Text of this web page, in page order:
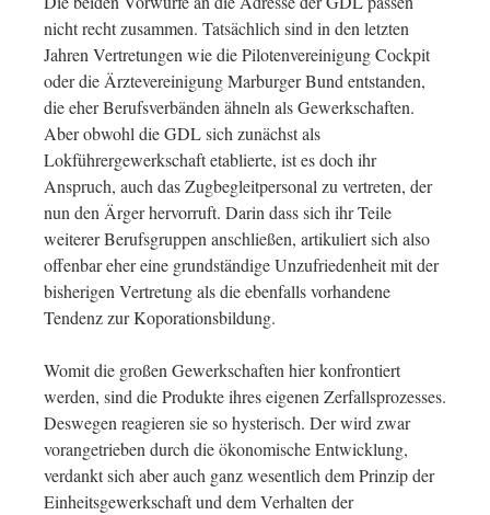
nicht recht zusammen. Tatsächlich sind in den letzten
Jahren Vertretungen wie die Pilotenvereinigung Cockpit
oder die Ärztevereinigung Marburger Bund entstanden,
die eher Berufsverbänden ähneln als Gewerkschaften.
Aber obwohl die GDL sich zunächst als
Lokführergewerkschaft etablierte, ist es doch ihr
Anspruch, auch das Zugbegleitpersonal zu vertreten, der
nun den Ärger hervorruft. Darin dass sich ihr Teile
weiterer Berufsgruppen anschließen, artikuliert sich also
offenbar eher eine grundständige Unzufriedenheit mit der
bisherigen Vertretung als die ebenfalls vorhandene
Tendenz zur Koporationsbildung.
Womit die großen Gewerkschaften hier konfrontiert
werden, sind die Produkte ihres eigenen Zerfallsprozesses.
Deswegen reagieren sie so hysterisch. Der wird zwar
vorangetrieben durch die ökonomische Entwicklung,
verdankt sich aber auch ganz wesentlich dem Prinzip der
Einheitsgewerkschaft und dem Verhalten der